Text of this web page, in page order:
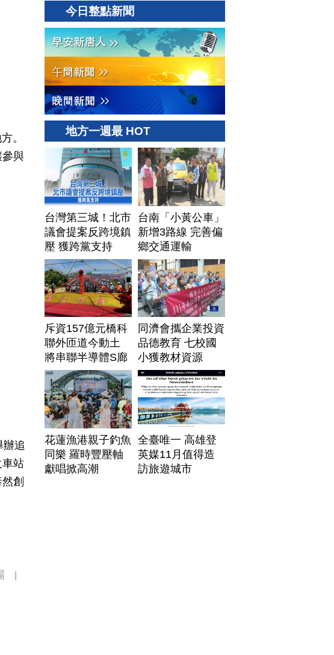
。
參與
辦追
車站
創
今日整點新聞
地方一週最 HOT
台灣第三城！北市
議會提案反跨境鎮
壓 獲跨黨支持
台南「小黃公車」
新增3路線 完善偏
鄉交通運輸
斥資157億元橋科
聯外匝道今動土
將串聯半導體S廊
帶
同濟會攜企業投資
品德教育 七校國
小獲教材資源
花蓮漁港親子釣魚
同樂 羅時豐壓軸
獻唱掀高潮
全臺唯一 高雄登
英媒11月值得造
訪旅遊城市